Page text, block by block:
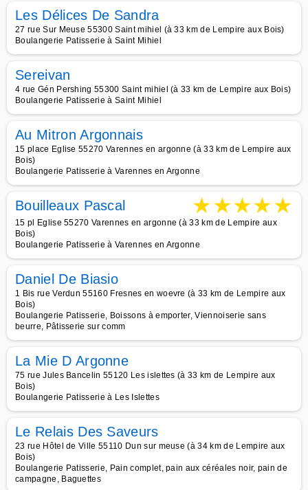
Les Délices De Sandra
27 rue Sur Meuse 55300 Saint mihiel (à 33 km de Lempire aux Bois)
Boulangerie Patisserie à Saint Mihiel
Sereivan
4 rue Gén Pershing 55300 Saint mihiel (à 33 km de Lempire aux Bois)
Boulangerie Patisserie à Saint Mihiel
Au Mitron Argonnais
15 place Eglise 55270 Varennes en argonne (à 33 km de Lempire aux
Bois)
Boulangerie Patisserie à Varennes en Argonne
Bouilleaux Pascal ★★★★★
15 pl Eglise 55270 Varennes en argonne (à 33 km de Lempire aux
Bois)
Boulangerie Patisserie à Varennes en Argonne
Daniel De Biasio
1 Bis rue Verdun 55160 Fresnes en woevre (à 33 km de Lempire aux
Bois)
Boulangerie Patisserie, Boissons à emporter, Viennoiserie sans
beurre, Pâtisserie sur comm
La Mie D Argonne
75 rue Jules Bancelin 55120 Les islettes (à 33 km de Lempire aux
Bois)
Boulangerie Patisserie à Les Islettes
Le Relais Des Saveurs
23 rue Hôtel de Ville 55110 Dun sur meuse (à 34 km de Lempire aux
Bois)
Boulangerie Patisserie, Pain complet, pain aux céréales noir, pain de
campagne, Baguettes